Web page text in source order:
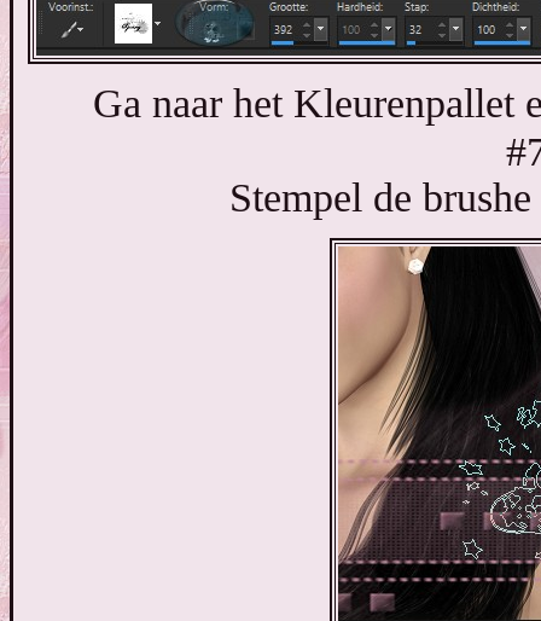
Ga naar het Kleurenpallet
Stempel de